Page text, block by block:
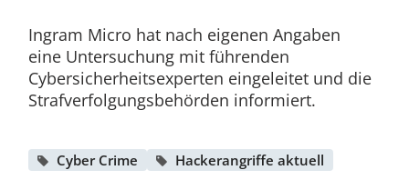
Ingram Micro hat nach eigenen Angaben
eine Untersuchung mit führenden
Cybersicherheitsexperten eingeleitet und die
Strafverfolgungsbehörden informiert.
Cyber Crime Hackerangriffe aktuell